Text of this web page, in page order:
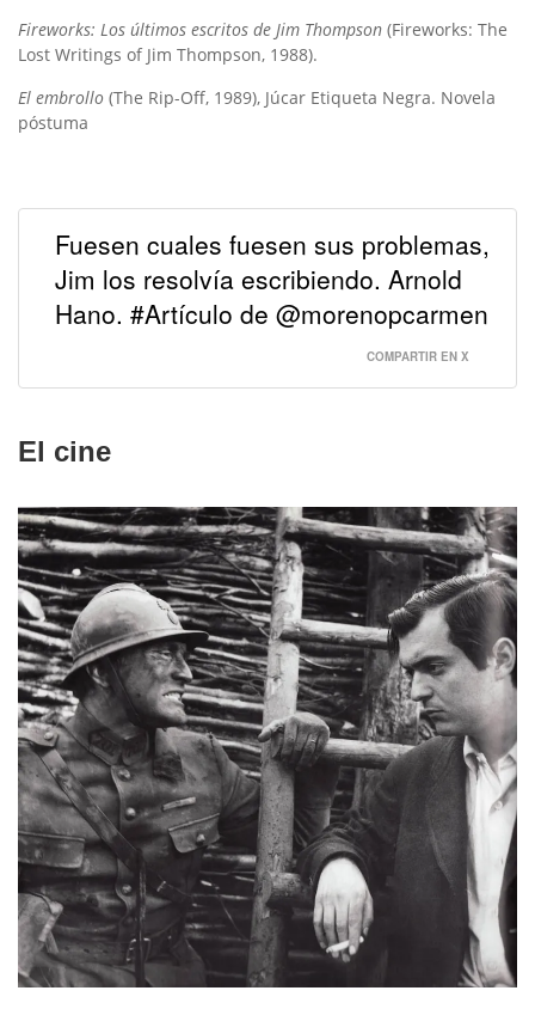
Fireworks: Los últimos escritos de Jim Thompson (Fireworks: The
Lost Writings of Jim Thompson, 1988).
El embrollo (The Rip-Off, 1989), Júcar Etiqueta Negra. Novela
póstuma
Fuesen cuales fuesen sus problemas,
Jim los resolvía escribiendo. Arnold
Hano. #Artículo de @morenopcarmen
COMPARTIR EN X
El cine